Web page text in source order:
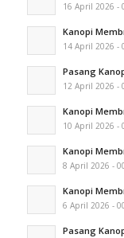
16 April 2026 -
Kanopi
14 April 2026 -
Pasang
12 April 2026 -
Kanopi
10 April 2026 -
Kanopi
8 April 2026 -
Kanopi
6 April 2026 -
Pasang